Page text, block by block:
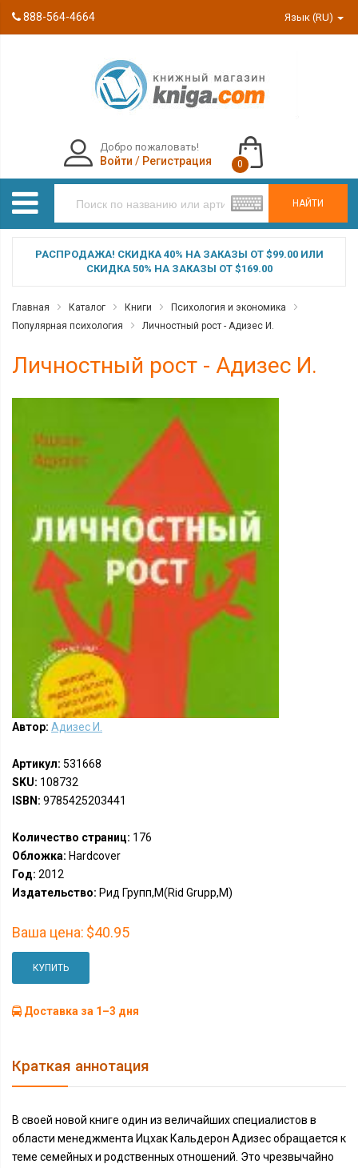
888-564-4664 Язык (RU)
НАЙТИ
Добро пожаловать!
Войти / Регистрация 0
РАСПРОДАЖА! СКИДКА 40% НА ЗАКАЗЫ ОТ $99.00 ИЛИ
СКИДКА 50% НА ЗАКАЗЫ ОТ $169.00
Главная Каталог Книги
Психология и экономика
Популярная психология
Личностный рост - Адизес И.
Личностный рост - Адизес И.
Автор: Адизес И.
Артикул: 531668
SKU: 108732
ISBN: 9785425203441
Количество страниц: 176
Обложка: Hardcover
Год: 2012
Издательство: Рид Групп,М(Rid Grupp,M)
Ваша цена: $40.95
КУПИТЬ
Доставка за 1–3 дня
Краткая аннотация
В своей новой книге один из величайших специалистов в
области менеджмента Ицхак Кальдерон Адизес обращается к
теме семейных и родственных отношений. Это чрезвы­чайно